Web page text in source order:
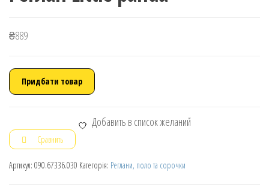
₴889
Придбати товар
Добавить в список желаний
Сравнить
Артикул: 090.67336.030 Категорія: Реглани, поло та сорочки